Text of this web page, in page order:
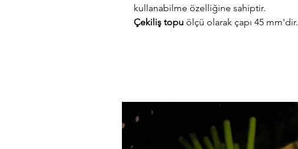
kullanabilme özelliğine sahiptir.
Çekiliş topu ölçü olarak çapı 45 mm'dir.